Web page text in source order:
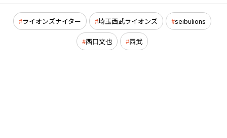
ライオンズナイター 埼玉西武ライオンズ seibulions
西口文也 西武